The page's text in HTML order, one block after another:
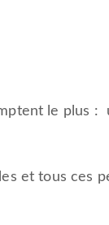
le plus :
et tous ces